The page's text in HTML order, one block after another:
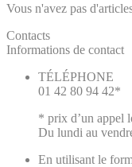
Vous n'avez pas
Contacts
Informations de contact
TÉLÉPHONE
01 42 80 94 42*
* prix d’un appel
Du lundi au
En utilisant le